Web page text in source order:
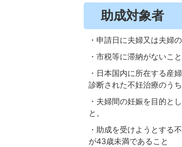
助成対象者
・申請日に夫婦又は夫婦
・市税等に滞納がないこと
・日本国内に所在する産
診断された不妊治療のう
・夫婦間の妊娠を目的と
と。
・助成を受けようとする
が43歳未満であること